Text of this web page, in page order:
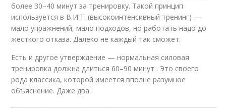
более 30–40 минут за тренировку. Такой принцип
используется в В.И.Т. (высокоинтенсивный тренинг) —
мало упражнений, мало подходов, но работать надо до
жесткого отказа. Далеко не каждый так сможет.
Есть и другое утверждение — нормальная силовая
тренировка должна длиться 60–90 минут . Это своего
рода классика, которой имеется вполне разумное
объяснение. Даже два :